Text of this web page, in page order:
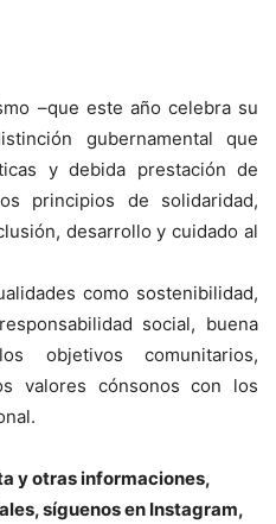
–que este año celebra su
gubernamental que
y debida prestación de
principios de solidaridad,
desarrollo y cuidado al
como sostenibilidad,
social, buena
objetivos comunitarios,
valores cónsonos con los
y otras informaciones,
síguenos en Instagram,